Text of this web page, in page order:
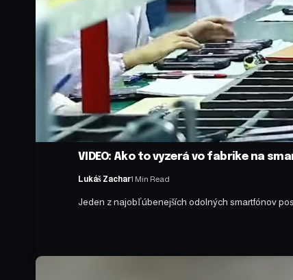
VIDEO: Ako to vyzerá vo fabrike na
Lukáš Zachar1 Min Read
Jeden z najobľúbenejších odolných smartfónov